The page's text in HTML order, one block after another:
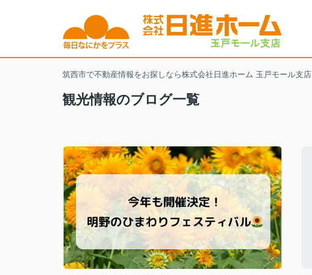
筑西市で不動産情報をお探しなら株式会社日進ホーム 玉戸モール支店
観光情報のブログ一覧